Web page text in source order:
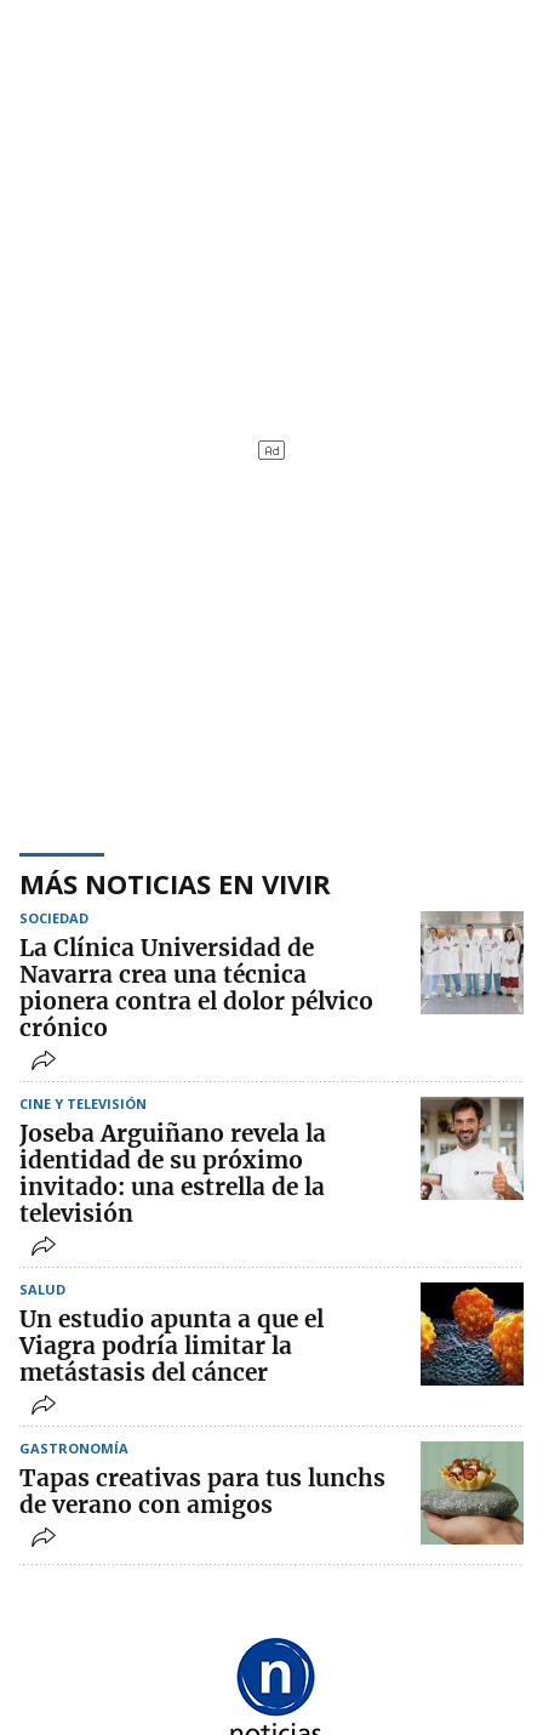
MÁS NOTICIAS EN VIVIR
SOCIEDAD
La Clínica Universidad de
Navarra crea una técnica
pionera contra el dolor pélvico
crónico
CINE Y TELEVISIÓN
Joseba Arguiñano revela la
identidad de su próximo
invitado: una estrella de la
televisión
SALUD
Un estudio apunta a que el
Viagra podría limitar la
metástasis del cáncer
GASTRONOMÍA
Tapas creativas para tus lunchs
de verano con amigos